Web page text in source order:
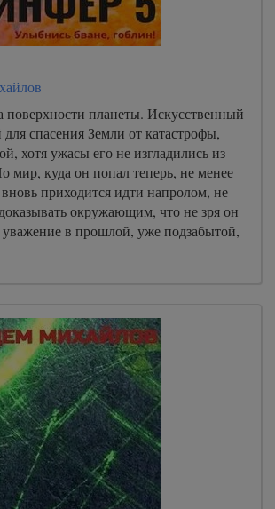
поверхности планеты. Искусственный
спасения Земли от катастрофы,
хотя ужасы его не изгладились из
мир, куда он попал теперь, не менее
приходится идти напролом, не
окружающим, что не зря он
в прошлой, уже подзабытой,